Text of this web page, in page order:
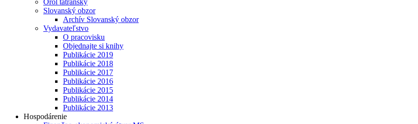
Orol tatranský
Slovanský obzor
Archív Slovanský obzor
Vydavateľstvo
O pracovisku
Objednajte si knihy
Publikácie 2019
Publikácie 2018
Publikácie 2017
Publikácie 2016
Publikácie 2015
Publikácie 2014
Publikácie 2013
Hospodárenie